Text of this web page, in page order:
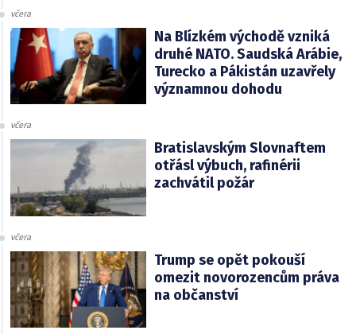
včera
Na Blízkém východě vzniká
druhé NATO. Saudská Arábie,
Turecko a Pákistán uzavřely
významnou dohodu
včera
Bratislavským Slovnaftem
otřásl výbuch, rafinérii
zachvátil požár
včera
Trump se opět pokouší
omezit novorozencům práva
na občanství